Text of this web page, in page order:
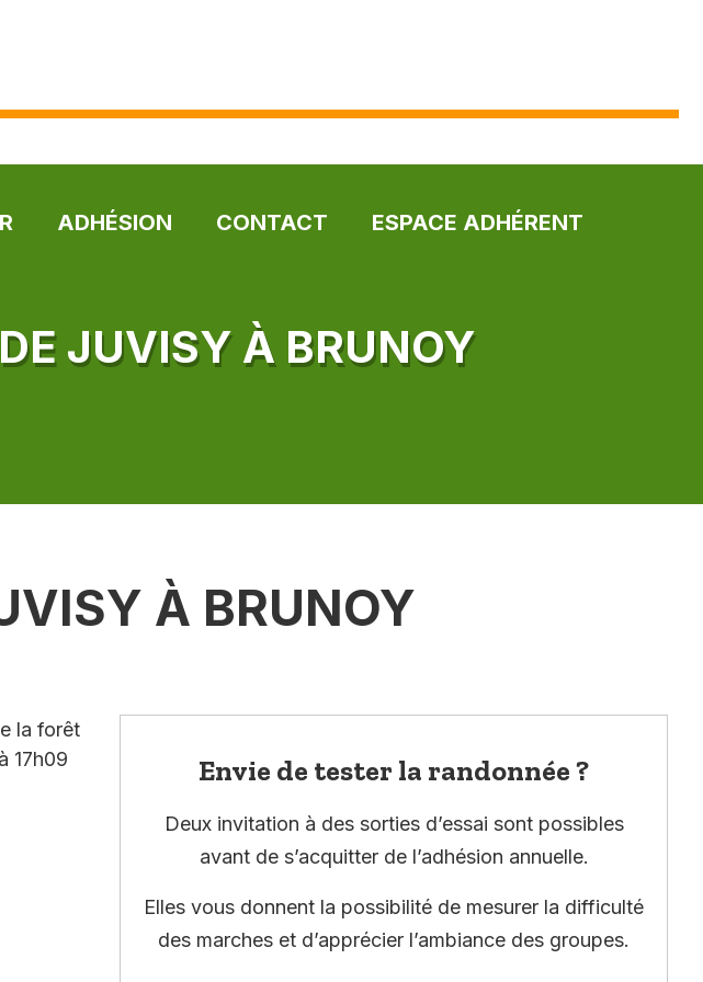
ADHÉSION CONTACT ESPACE ADHÉRENT
JUVISY À BRUNOY
À BRUNOY
la forêt
17h09
Envie de tester la randonnée ?
Deux invitation à des sorties d’essai sont possibles
avant de s’acquitter de l’adhésion annuelle.
Elles vous donnent la possibilité de mesurer la difficulté
des marches et d’apprécier l’ambiance des groupes.